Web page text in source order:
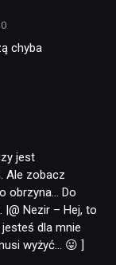
chyba
jest
Ale zobacz
obrzyna… Do
|@ Nezir – Hej, to
dla mnie
wyżyć… 😛 ]